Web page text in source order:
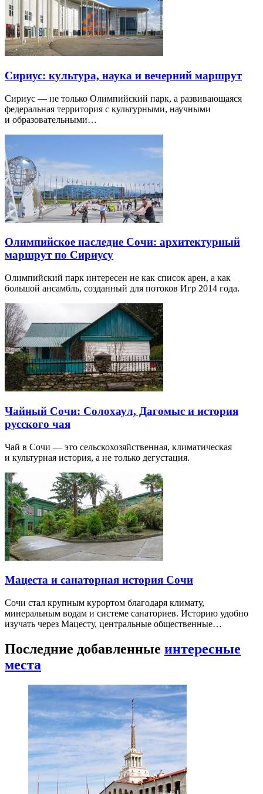
Сириус: культура, наука и вечерний маршрут
Сириус — не только Олимпийский парк, а развивающаяся
федеральная территория с культурными, научными
и образовательными…
Олимпийское наследие Сочи: архитектурный
маршрут по Сириусу
Олимпийский парк интересен не как список арен, а как
большой ансамбль, созданный для потоков Игр 2014 года.
Чайный Сочи: Солохаул, Дагомыс и история
русского чая
Чай в Сочи — это сельскохозяйственная, климатическая
и культурная история, а не только дегустация.
Мацеста и санаторная история Сочи
Сочи стал крупным курортом благодаря климату,
минеральным водам и системе санаториев. Историю удобно
изучать через Мацесту, центральные общественные…
Последние добавленные интересные
места